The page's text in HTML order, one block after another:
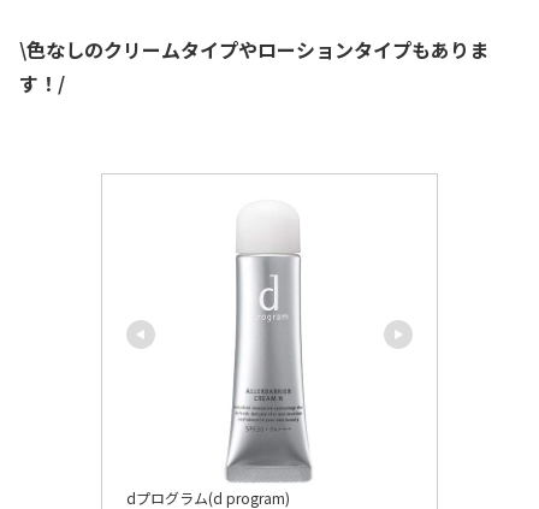
\色なしのクリームタイプやローションタイプもありま
す！/
dプログラム(d program)